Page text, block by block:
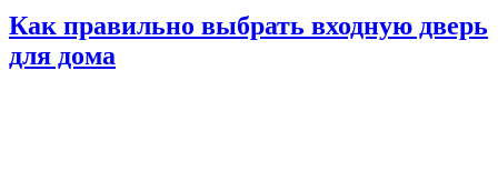
Как правильно выбрать входную дверь
для дома